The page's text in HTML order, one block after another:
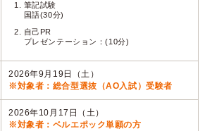
筆記試験
国語(30分)
自己PR
プレゼンテーション：(10分)
2026年9月19日（土）
※対象者：総合型選抜（AO入試）受験者
2026年10月17日（土）
※対象者：ベルエポック単願の方